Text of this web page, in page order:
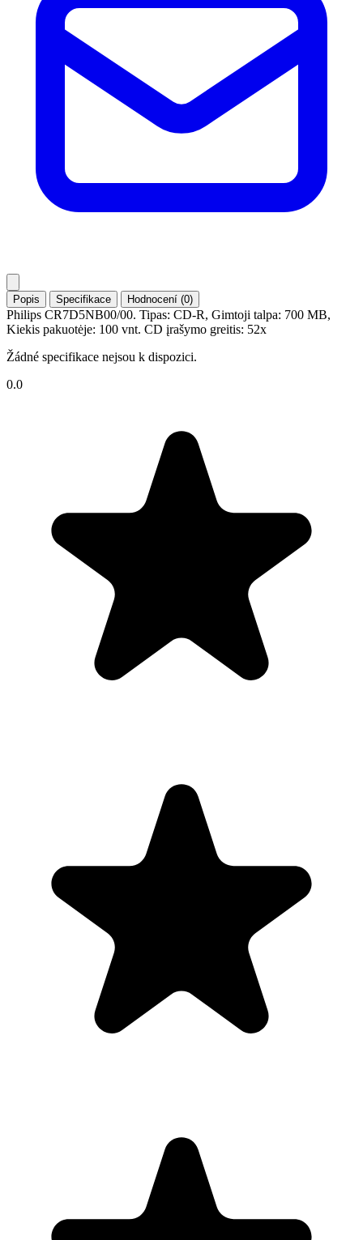
Popis Specifikace Hodnocení (0)
Philips CR7D5NB00/00. Tipas: CD-R, Gimtoji talpa: 700 MB,
Kiekis pakuotėje: 100 vnt. CD įrašymo greitis: 52x
Žádné specifikace nejsou k dispozici.
0.0